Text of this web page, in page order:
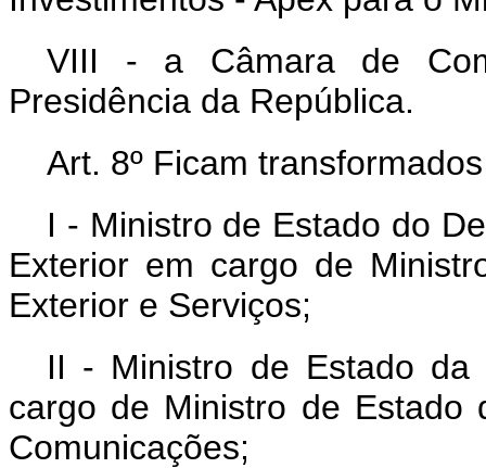
VIII - a Câmara de
Presidência da República.
Art. 8º Ficam
I - Ministro de Estado do
Exterior em cargo de
Exterior e Serviços;
II - Ministro de Estado da
cargo de Ministro de Estado
Comunicações;